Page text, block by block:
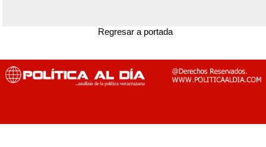
Regresar a portada